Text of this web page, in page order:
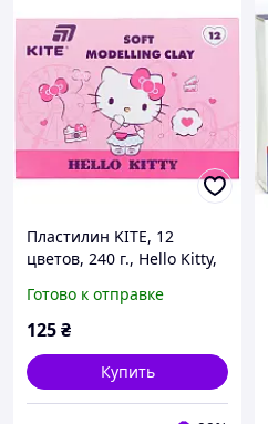
Пластилин KITE, 12
цветов, 240 г., Hello Kitty,
Готово к отправке
125₴
Купить